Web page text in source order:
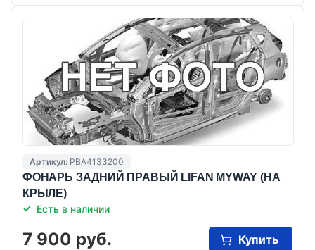
Артикул: PBA4133200
ФОНАРЬ ЗАДНИЙ ПРАВЫЙ LIFAN MYWAY (НА
КРЫЛЕ)
Есть в наличии
7 900 руб. Купить